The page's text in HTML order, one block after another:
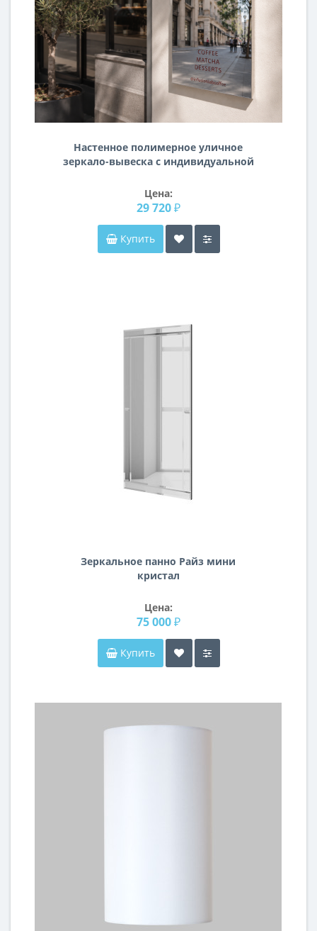
Настенное полимерное уличное
зеркало-вывеска с индивидуальной
PM002
Цена:
29 720 ₽
Купить
Зеркальное панно Райз мини
кристал
Цена:
75 000 ₽
Купить